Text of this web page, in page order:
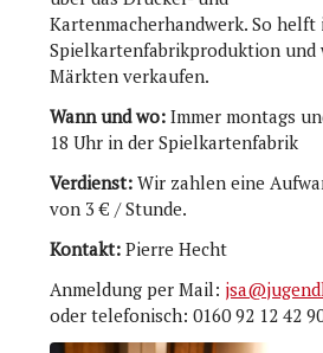
Kartenmacherhandwerk. So helft
Spielkartenfabrikproduktion und
Märkten verkaufen.
Wann und wo: Immer montags
18 Uhr in der Spielkartenfabrik
Verdienst:Wir zahlen eine
von 3 € / Stunde.
Kontakt:Pierre Hecht
Anmeldung per Mail:
oder telefonisch: 0160 92 12 42